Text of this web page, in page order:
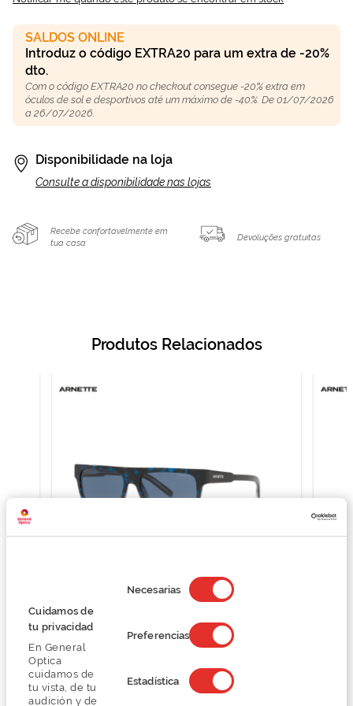
Cuidamos de
tu privacidad
En General
Optica
cuidamos de
tu vista, de tu
audición y de
de
consentimiento
Necesarias
Preferencias
Estadística
SALDOS ONLINE
Introduz o código EXTRA20 para um extra de -20%
dto.
Com o código EXTRA20 no checkout consegue -20% extra em
óculos de sol e desportivos até um máximo de -40%. De 01/07/2026
a 26/07/2026.
Disponibilidade na loja
Consulte a disponibilidade nas lojas
Recebe confortavelmente em
tua casa
Devoluções gratuitas
Produtos Relacionados
Arnette GOTHBOY 0AN4278
77,25 €
103,00 €